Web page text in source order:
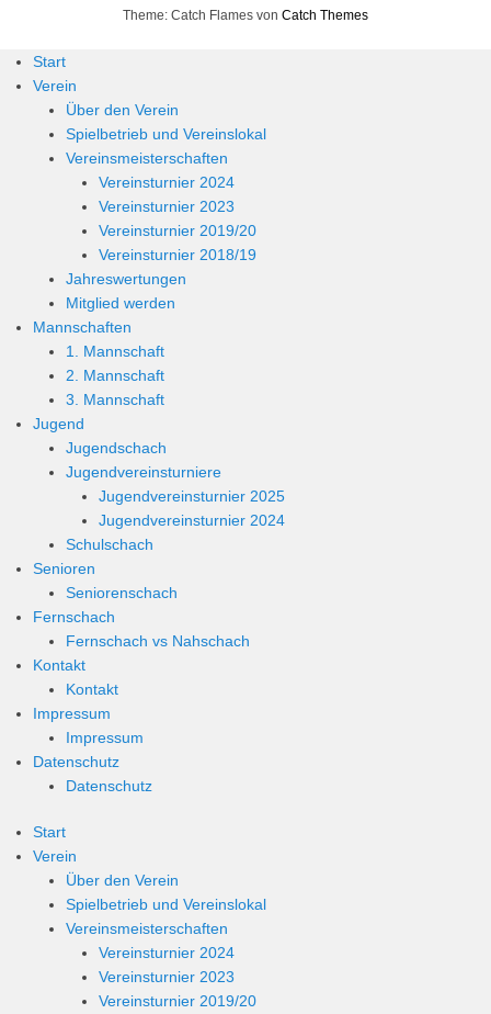
Theme: Catch Flames von Catch Themes
Start
Verein
Über den Verein
Spielbetrieb und Vereinslokal
Vereinsmeisterschaften
Vereinsturnier 2024
Vereinsturnier 2023
Vereinsturnier 2019/20
Vereinsturnier 2018/19
Jahreswertungen
Mitglied werden
Mannschaften
1. Mannschaft
2. Mannschaft
3. Mannschaft
Jugend
Jugendschach
Jugendvereinsturniere
Jugendvereinsturnier 2025
Jugendvereinsturnier 2024
Schulschach
Senioren
Seniorenschach
Fernschach
Fernschach vs Nahschach
Kontakt
Kontakt
Impressum
Impressum
Datenschutz
Datenschutz
Start
Verein
Über den Verein
Spielbetrieb und Vereinslokal
Vereinsmeisterschaften
Vereinsturnier 2024
Vereinsturnier 2023
Vereinsturnier 2019/20